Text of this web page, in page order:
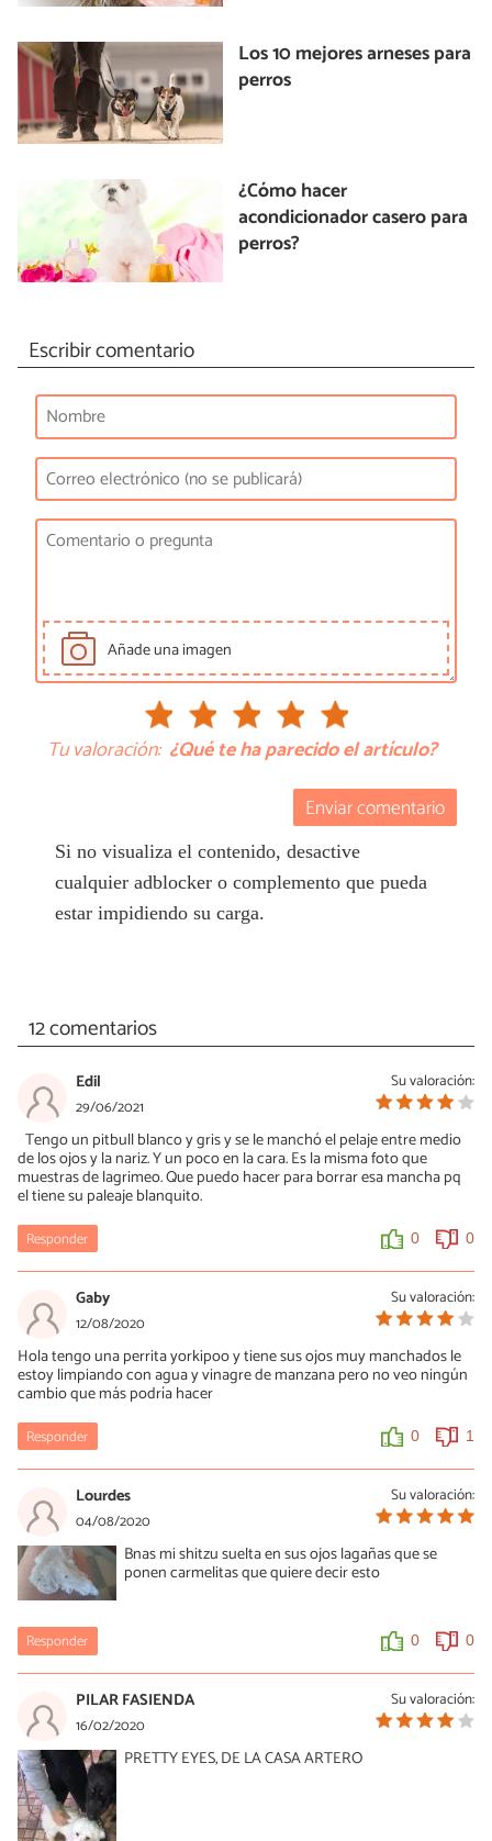
Los 10 mejores arneses para
perros
¿Cómo hacer
acondicionador casero para
perros?
Escribir comentario
Añade una imagen
Tu valoración: ¿Qué te ha parecido el artículo?
Enviar comentario
Si no visualiza el contenido, desactive
cualquier adblocker o complemento que pueda
estar impidiendo su carga.
12 comentarios
Su valoración:
Edil
29/06/2021
Tengo un pitbull blanco y gris y se le manchó el pelaje entre medio
de los ojos y la nariz. Y un poco en la cara. Es la misma foto que
muestras de lagrimeo. Que puedo hacer para borrar esa mancha pq
el tiene su paleaje blanquito.
Responder 0 0
Su valoración:
Gaby
12/08/2020
Hola tengo una perrita yorkipoo y tiene sus ojos muy manchados le
estoy limpiando con agua y vinagre de manzana pero no veo ningún
cambio que más podría hacer
Responder 0 1
Su valoración:
Lourdes
04/08/2020
Bnas mi shitzu suelta en sus ojos lagañas que se
ponen carmelitas que quiere decir esto
Responder 0 0
Su valoración:
PILAR FASIENDA
16/02/2020
PRETTY EYES, DE LA CASA ARTERO